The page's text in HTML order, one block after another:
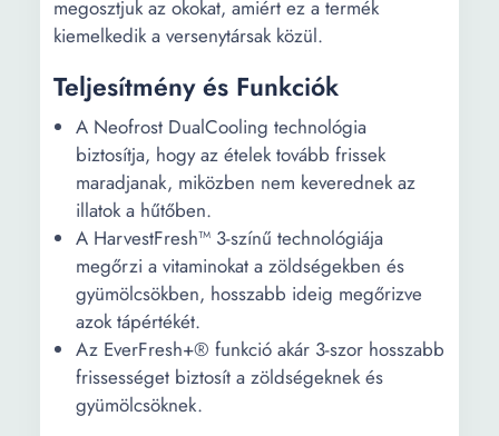
megosztjuk az okokat, amiért ez a termék
kiemelkedik a versenytársak közül.
Teljesítmény és Funkciók
A Neofrost DualCooling technológia
biztosítja, hogy az ételek tovább frissek
maradjanak, miközben nem keverednek az
illatok a hűtőben.
A HarvestFresh™ 3-színű technológiája
megőrzi a vitaminokat a zöldségekben és
gyümölcsökben, hosszabb ideig megőrizve
azok tápértékét.
Az EverFresh+® funkció akár 3-szor hosszabb
frissességet biztosít a zöldségeknek és
gyümölcsöknek.